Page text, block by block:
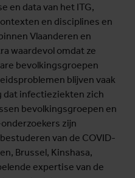
en data van het ITG,
en disciplines en
Vlaanderen en
waardevol omdat ze
bevolkingsgroepen
blijven vaak
dat infectieziekten zich
bevolkingsgroepen en
zijn
van de COVID-
Brussel, Kinshasa,
expertise van de